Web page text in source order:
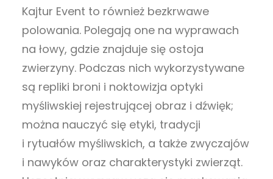
Kajtur Event to również bezkrwawe
polowania. Polegają one na wyprawach
na łowy, gdzie znajduje się ostoja
zwierzyny. Podczas nich wykorzystywane
są repliki broni i noktowizja optyki
myśliwskiej rejestrującej obraz i dźwięk;
można nauczyć się etyki, tradycji
i rytuałów myśliwskich, a także zwyczajów
i nawyków oraz charakterystyki zwierząt.